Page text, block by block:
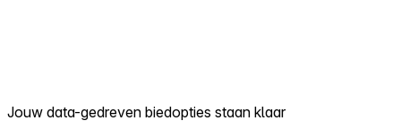
Jouw data-gedreven biedopties staan klaar